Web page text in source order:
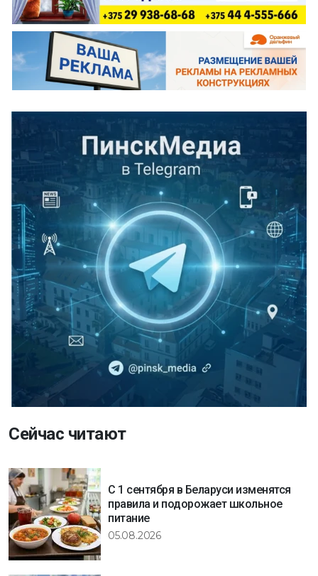
Сейчас читают
С 1 сентября в Беларуси изменятся
правила и подорожает школьное
питание
05.08.2026